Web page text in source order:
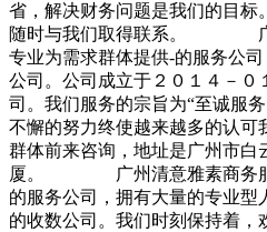
省，解决财务问题是我们的目标
随时与我们取得联系。 广
专业为需求群体提供-的服务公
公司。公司成立于２０１４－０
司。我们服务的宗旨为“至诚服
不懈的努力终使越来越多的认可
群体前来咨询，地址是广州市白
厦。 广州清意雅素商务服
的服务公司，拥有大量的专业
的收数公司。我们时刻保持着